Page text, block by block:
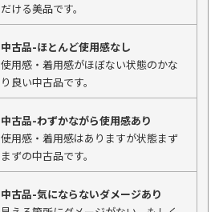
だける美品です。
中古品-ほとんど使用感なし
使用感・着用感がほぼない状態のかな
り良い中古品です。
中古品-わずかながら使用感あり
使用感・着用感はありますが状態まず
まずの中古品です。
中古品-気にならないダメージあり